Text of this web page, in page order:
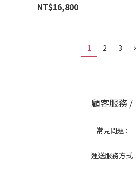
NT$16,800
1 2 3
顧客服務 /
常見問題 :
運送服務方式